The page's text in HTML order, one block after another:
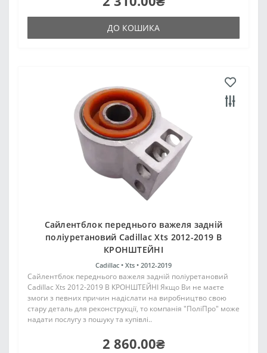
ДО КОШИКА
Сайлентблок переднього важеля задній
поліуретановий Cadillac Xts 2012-2019 В
КРОНШТЕЙНІ
Cadillac • Xts • 2012-2019
Сайлентблок переднього важеля задній поліуретановий
Cadillac Xts 2012-2019 В КРОНШТЕЙНІ Якщо Ви не маєте
змоги з певних причин надіслати на виробництво свою
стару деталь для реконструкції, то компанія "ПоліПро" може
надати послугу з пошуку та купівлі..
2 860.00₴